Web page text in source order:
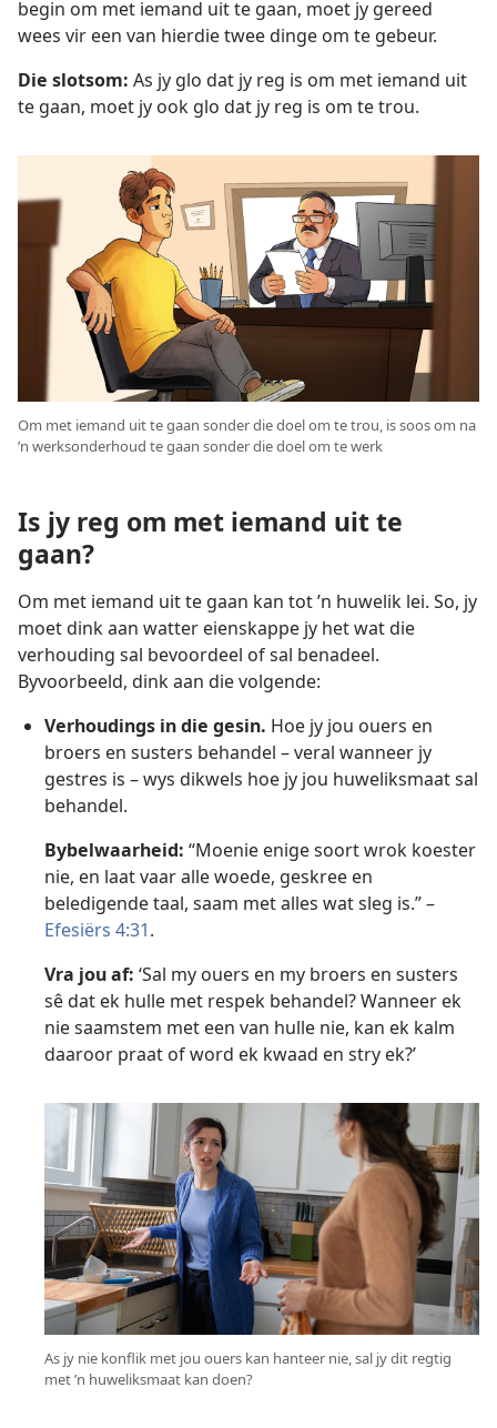
begin om met iemand uit te gaan, moet jy gereed
wees vir een van hierdie twee dinge om te gebeur.
Die slotsom: As jy glo dat jy reg is om met iemand uit
te gaan, moet jy ook glo dat jy reg is om te trou.
Om met iemand uit te gaan sonder die doel om te trou, is soos om na
’n werksonderhoud te gaan sonder die doel om te werk
Is jy reg om met iemand uit te
gaan?
Om met iemand uit te gaan kan tot ’n huwelik lei. So, jy
moet dink aan watter eienskappe jy het wat die
verhouding sal bevoordeel of sal benadeel.
Byvoorbeeld, dink aan die volgende:
Verhoudings in die gesin. Hoe jy jou ouers en
broers en susters behandel – veral wanneer jy
gestres is – wys dikwels hoe jy jou huweliksmaat sal
behandel.
Bybelwaarheid: “Moenie enige soort wrok koester
nie, en laat vaar alle woede, geskree en
beledigende taal, saam met alles wat sleg is.” –
Efesiërs 4:31.
Vra jou af: ‘Sal my ouers en my broers en susters
sê dat ek hulle met respek behandel? Wanneer ek
nie saamstem met een van hulle nie, kan ek kalm
daaroor praat of word ek kwaad en stry ek?’
As jy nie konflik met jou ouers kan hanteer nie, sal jy dit regtig
met ’n huweliksmaat kan doen?